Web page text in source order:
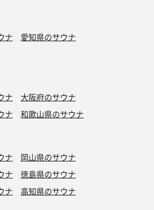
ナ
愛知県のサウナ
ナ
大阪府のサウナ
ナ 和歌山県のサウナ
ナ
岡山県のサウナ
ナ
徳島県のサウナ
ナ 高知県のサウナ